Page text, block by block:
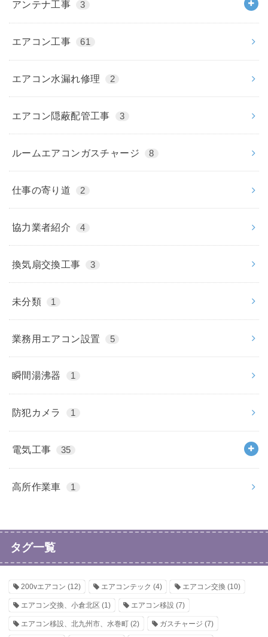
アンテナ工事 3
エアコン工事 61
エアコン水漏れ修理 2
エアコン隠蔽配管工事 3
ルームエアコンガスチャージ 8
仕事の寄り道 2
協力業者紹介 4
換気扇交換工事 3
未分類 1
業務用エアコン設置 5
瞬間湯沸器 1
防犯カメラ 1
電気工事 35
高所作業車 1
タグ一覧
200vエアコン (12) エアコンテック (4) エアコン交換 (10)
エアコン交換、小倉北区 (1) エアコン移設 (7)
エアコン移設、北九州市、水巻町 (2) ガスチャージ (7)